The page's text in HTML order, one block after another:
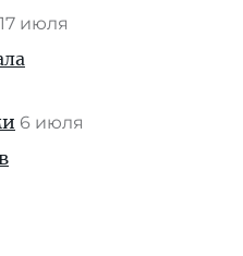
17 июля
6 июля